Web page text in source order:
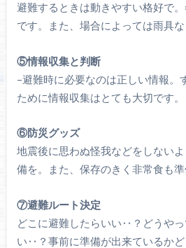
避難するときは動きやすい格好で
です。また、場合によっては雨具な
⑤情報収集と判断
–避難時に必要なのは正しい情報。
ために情報収集はとても大切です。
⑥防災グッズ
地震後に思わぬ怪我などをしない
備を。また、保存のきく非常食も準
⑦避難ルート決定
どこに避難したらいい‥？どうや
い‥？事前に準備が出来ているか